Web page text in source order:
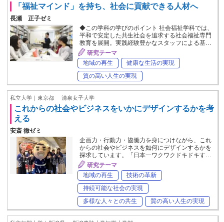
「福祉マインド」を持ち、社会に貢献できる人材へ
長瀬 正子ゼミ
◆この学科の学びのポイント 社会福祉学科では、
平和で安定した共生社会を追求する社会福祉専門
教育を展開。実践経験豊かなスタッフによる基…
研究テーマ
地域の再生
健康な生活の実現
質の高い人生の実現
私立大学｜東京都 清泉女子大学
これからの社会やビジネスをいかにデザインするかを考
える
安斎 徹ゼミ
企画力・行動力・協働力を身につけながら、これ
からの社会やビジネスを如何にデザインするかを
探求しています。「日本一ワクワクドキドキす…
研究テーマ
地域の再生
技術の革新
持続可能な社会の実現
多様な人々との共生
質の高い人生の実現